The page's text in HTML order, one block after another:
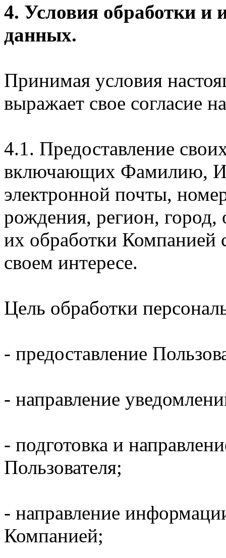
4. Условия обработки и
данных.
Принимая условия
выражает свое согласие
4.1. Предоставление
включающих Фамилию,
электронной почты,
рождения, регион,
их обработки Компанией
своем интересе.
Цель обработки
- предоставление
- направление
- подготовка и
Пользователя;
- направление
Компанией;